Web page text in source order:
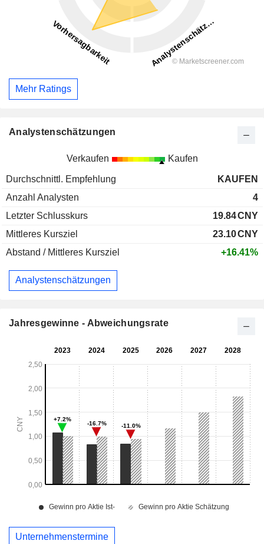
Mehr Ratings
Analystenschätzungen
Verkaufen Kaufen
Durchschnittl. Empfehlung
KAUFEN
Anzahl Analysten
4
Letzter Schlusskurs
19.84CNY
Mittleres Kursziel
23.10CNY
Abstand / Mittleres Kursziel
+16.41%
Analystenschätzungen
Jahresgewinne - Abweichungsrate
Unternehmenstermine